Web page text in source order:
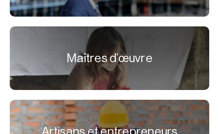
Maîtres d’œuvre
Artisans et entrepreneurs